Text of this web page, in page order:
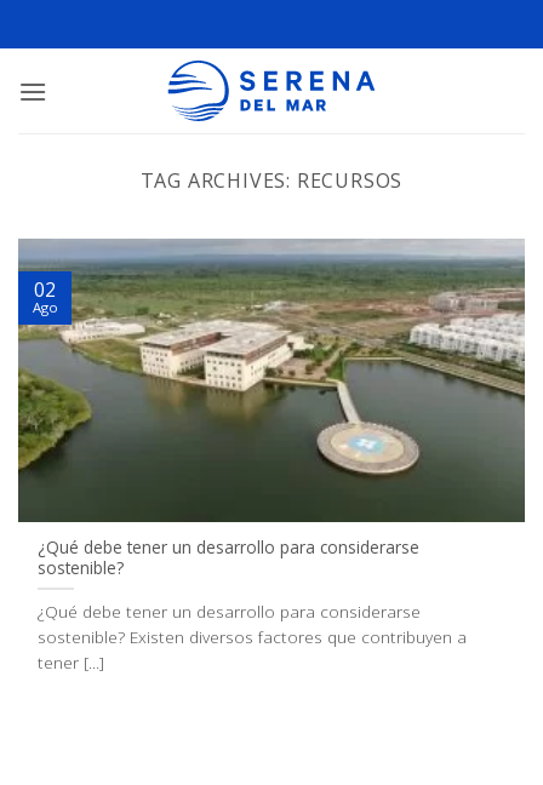
TAG ARCHIVES: RECURSOS
¿Qué debe tener un desarrollo para considerarse
sostenible?
¿Qué debe tener un desarrollo para considerarse
sostenible? Existen diversos factores que contribuyen a
tener [...]
02
Ago